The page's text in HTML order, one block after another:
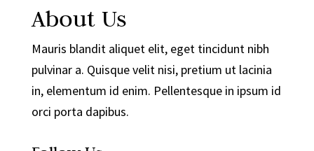
About Us
Mauris blandit aliquet elit, eget tincidunt nibh
pulvinar a. Quisque velit nisi, pretium ut lacinia
in, elementum id enim. Pellentesque in ipsum id
orci porta dapibus.